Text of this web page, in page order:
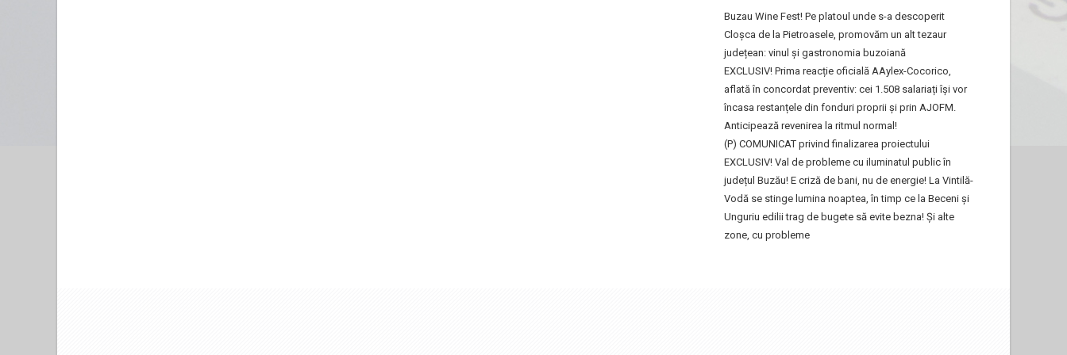
Buzau Wine Fest! Pe platoul unde s-a descoperit
Cloșca de la Pietroasele, promovăm un alt tezaur
județean: vinul și gastronomia buzoiană
EXCLUSIV! Prima reacție oficială AAylex-Cocorico,
aflată în concordat preventiv: cei 1.508 salariați își vor
încasa restanțele din fonduri proprii și prin AJOFM.
Anticipează revenirea la ritmul normal!
(P) COMUNICAT privind finalizarea proiectului
EXCLUSIV! Val de probleme cu iluminatul public în
județul Buzău! E criză de bani, nu de energie! La Vintilă-
Vodă se stinge lumina noaptea, în timp ce la Beceni și
Unguriu edilii trag de bugete să evite bezna! Și alte
zone, cu probleme